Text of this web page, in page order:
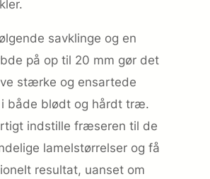
savklinge og en
på op til 20 mm gør det
stærke og ensartede
i både blødt og hårdt træ.
indstille fræseren til de
lamelstørrelser og få
resultat, uanset om